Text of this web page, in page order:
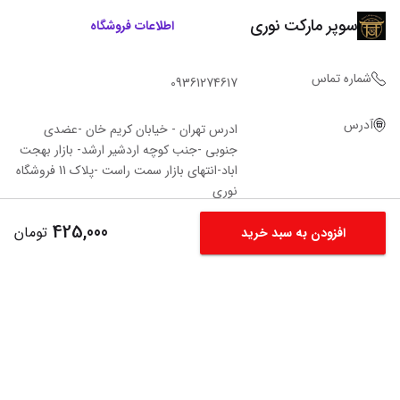
افزودن به سبد خرید 425,000 تومان
سوپر مارکت نوری اطلاعات فروشگاه
شماره تماس 09361274617
آدرس
ادرس تهران - خیابان کریم خان -عضدی
جنوبی -جنب کوچه اردشیر ارشد- بازار بهجت
اباد-انتهای بازار سمت راست -پلاک 11 فروشگاه‌
نوری